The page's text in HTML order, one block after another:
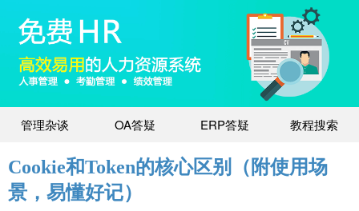
管理杂谈 OA答疑 ERP答疑 教程搜索
Cookie和Token的核心区别（附使用场
景，易懂好记）